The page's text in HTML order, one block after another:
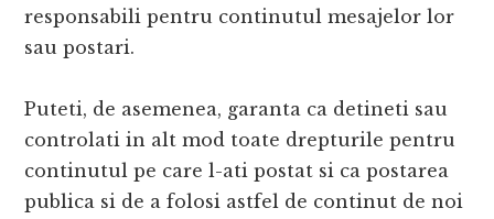
responsabili pentru continutul mesajelor lor
sau postari.
Puteti, de asemenea, garanta ca detineti sau
controlati in alt mod toate drepturile pentru
continutul pe care l-ati postat si ca postarea
publica si de a folosi astfel de continut de noi